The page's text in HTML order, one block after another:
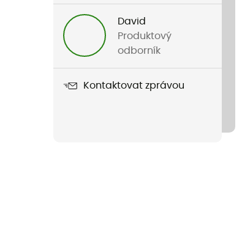
David
Produktový
odborník
Kontaktovat zprávou